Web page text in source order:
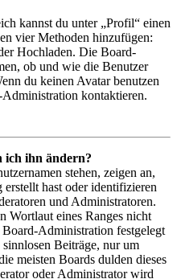
kannst du unter „Profil“ einen
vier Methoden hinzufügen:
Hochladen. Die Board-
ob und wie die Benutzer
du keinen Avatar benutzen
kontaktieren.
ich ihn ändern?
stehen, zeigen an,
hast oder identifizieren
und Administratoren.
Wortlaut eines Ranges nicht
Administration festgelegt
Beiträge, nur um
meisten Boards dulden dieses
oder Administrator wird